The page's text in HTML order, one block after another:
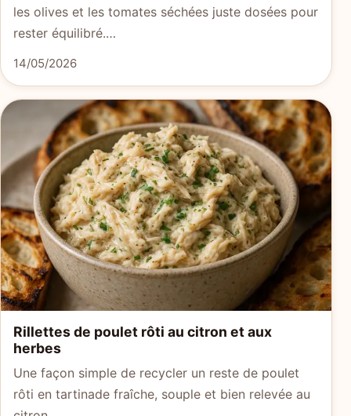
les olives et les tomates séchées juste dosées pour
rester équilibré.…
14/05/2026
Rillettes de poulet rôti au citron et aux
herbes
Une façon simple de recycler un reste de poulet
rôti en tartinade fraîche, souple et bien relevée au